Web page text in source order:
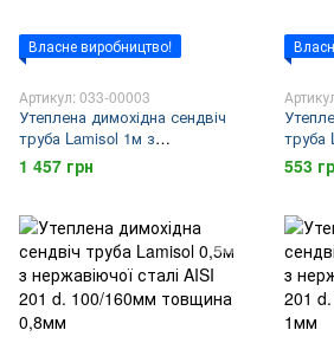
Власне виробництво!
Артикул: 033-00003
Утеплена димохідна сендвіч
труба Lamisol 1м з
нержавіючої сталі AISI 201 d.
100/160мм товщина 1мм
1 457 грн
труба
100/
553